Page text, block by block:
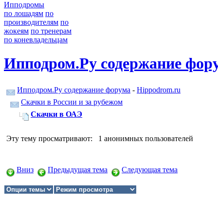
Ипподромы
по лошадям по
производителям по
жокеям по тренерам
по коневладельцам
Ипподром.Ру содержание
Ипподром.Ру содержание форума - Hippodrom.ru
Скачки в России и за рубежом
Скачки в ОАЭ
Эту тему просматривают: 1 анонимных пользователей
Вниз Предыдущая тема Следующая тема